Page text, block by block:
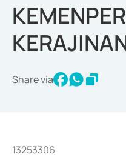
Share via
13253306